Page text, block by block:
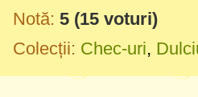
Notă: 5 (15 voturi)
Colecții: Chec-uri,